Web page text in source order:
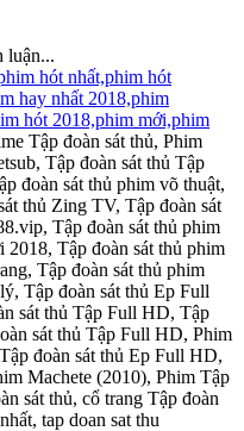
luận...
hót nhất,phim hót
hay nhất 2018,phim
hót 2018,phim mới,phim
Tập đoàn sát thủ, Phim
Tập đoàn sát thủ Tập
đoàn sát thủ phim võ thuật,
thủ Zing TV, Tập đoàn sát
Tập đoàn sát thủ phim
2018, Tập đoàn sát thủ phim
Tập đoàn sát thủ phim
Tập đoàn sát thủ Ep Full
sát thủ Tập Full HD, Tập
sát thủ Tập Full HD, Phim
đoàn sát thủ Ep Full HD,
Machete (2010), Phim Tập
sát thủ, cổ trang Tập đoàn
tap doan sat thu